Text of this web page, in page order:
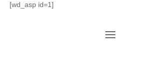
[wd_asp id=1]